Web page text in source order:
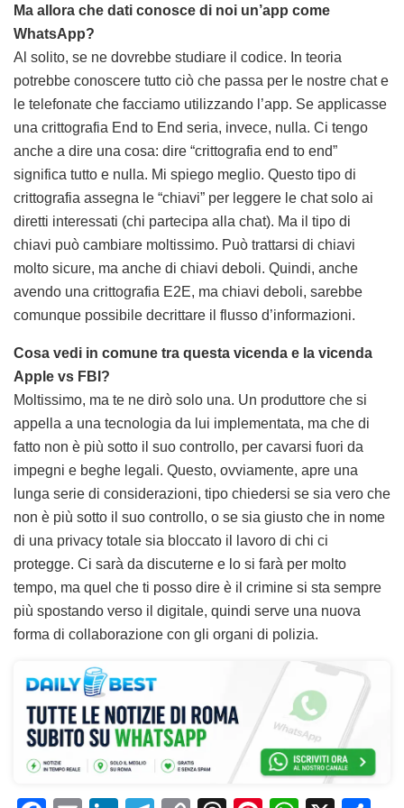
Ma allora che dati conosce di noi un’app come
WhatsApp?
Al solito, se ne dovrebbe studiare il codice. In teoria
potrebbe conoscere tutto ciò che passa per le nostre chat e
le telefonate che facciamo utilizzando l’app. Se applicasse
una crittografia End to End seria, invece, nulla. Ci tengo
anche a dire una cosa: dire “crittografia end to end”
significa tutto e nulla. Mi spiego meglio. Questo tipo di
crittografia assegna le “chiavi” per leggere le chat solo ai
diretti interessati (chi partecipa alla chat). Ma il tipo di
chiavi può cambiare moltissimo. Può trattarsi di chiavi
molto sicure, ma anche di chiavi deboli. Quindi, anche
avendo una crittografia E2E, ma chiavi deboli, sarebbe
comunque possibile decrittare il flusso d’informazioni.
Cosa vedi in comune tra questa vicenda e la vicenda
Apple vs FBI?
Moltissimo, ma te ne dirò solo una. Un produttore che si
appella a una tecnologia da lui implementata, ma che di
fatto non è più sotto il suo controllo, per cavarsi fuori da
impegni e beghe legali. Questo, ovviamente, apre una
lunga serie di considerazioni, tipo chiedersi se sia vero che
non è più sotto il suo controllo, o se sia giusto che in nome
di una privacy totale sia bloccato il lavoro di chi ci
protegge. Ci sarà da discuterne e lo si farà per molto
tempo, ma quel che ti posso dire è il crimine si sta sempre
più spostando verso il digitale, quindi serve una nuova
forma di collaborazione con gli organi di polizia.